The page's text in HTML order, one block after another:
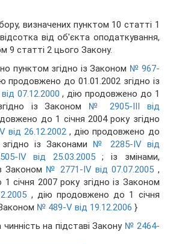
визначених пунктом 10 статті 1
від об'єкта оподаткування,
9 статті 2 цього Закону.
пунктом згідно із Законом № 967-
продовжено до 01.01.2002 згідно із
07.12.2000 , дію продовжено до 1
із Законом № 2905-III від
до 1 січня 2004 року згідно
від 26.12.2002 , дію продовжено до
із Законами № 2285-IV від
IV від 25.03.2005; із змінами,
Законом № 2771-IV від 07.07.2005 ,
січня 2007 року згідно із Законом
, дію продовжено до 1 січня
№ 489-V від 19.12.2006 }
на підставі Закону № 2464-